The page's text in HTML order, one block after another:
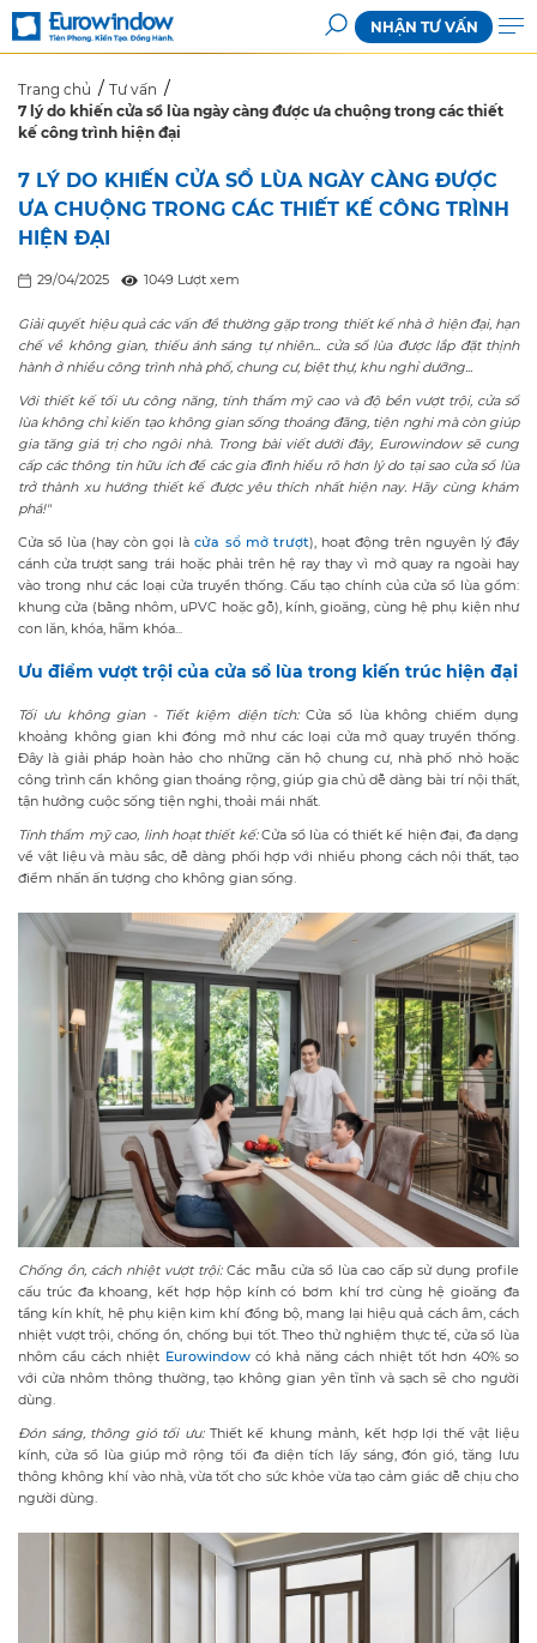
NHẬN TƯ VẤN
Trang chủ
Tư vấn
7 lý do khiến cửa sổ lùa ngày càng được ưa chuộng trong các thiết
kế công trình hiện đại
7 LÝ DO KHIẾN CỬA SỔ LÙA NGÀY CÀNG ĐƯỢC
ƯA CHUỘNG TRONG CÁC THIẾT KẾ CÔNG TRÌNH
HIỆN ĐẠI
29/04/2025 1049 Lượt xem
Giải quyết hiệu quả các vấn đề thường gặp trong thiết kế nhà ở hiện đại, hạn
chế về không gian, thiếu ánh sáng tự nhiên... cửa sổ lùa được lắp đặt thịnh
hành ở nhiều công trình nhà phố, chung cư, biệt thự, khu nghỉ dưỡng...
Với thiết kế tối ưu công năng, tính thẩm mỹ cao và độ bền vượt trội, cửa sổ
lùa không chỉ kiến tạo không gian sống thoáng đãng, tiện nghi mà còn giúp
gia tăng giá trị cho ngôi nhà. Trong bài viết dưới đây, Eurowindow sẽ cung
cấp các thông tin hữu ích để các gia đình hiểu rõ hơn lý do tại sao cửa sổ lùa
trở thành xu hướng thiết kế được yêu thích nhất hiện nay. Hãy cùng khám
phá!"
Cửa sổ lùa (hay còn gọi làcửa sổ mở trượt), hoạt động trên nguyên lý đẩy
cánh cửa trượt sang trái hoặc phải trên hệ ray thay vì mở quay ra ngoài hay
vào trong như các loại cửa truyền thống. Cấu tạo chính của cửa sổ lùa gồm:
khung cửa (bằng nhôm, uPVC hoặc gỗ), kính, gioăng, cùng hệ phụ kiện như
con lăn, khóa, hãm khóa...
Ưu điểm vượt trội của cửa sổ lùa trong kiến trúc hiện đại
Tối ưu không gian - Tiết kiệm diện tích:Cửa sổ lùa không chiếm dụng
khoảng không gian khi đóng mở như các loại cửa mở quay truyền thống.
Đây là giải pháp hoàn hảo cho những căn hộ chung cư, nhà phố nhỏ hoặc
công trình cần không gian thoáng rộng, giúp gia chủ dễ dàng bài trí nội thất,
tận hưởng cuộc sống tiện nghi, thoải mái nhất.
Tính thẩm mỹ cao, linh hoạt thiết kế:Cửa sổ lùa có thiết kế hiện đại, đa dạng
về vật liệu và màu sắc, dễ dàng phối hợp với nhiều phong cách nội thất, tạo
điểm nhấn ấn tượng cho không gian sống.
Chống ồn, cách nhiệt vượt trội:Các mẫu cửa sổ lùa cao cấp sử dụng profile
cấu trúc đa khoang, kết hợp hộp kính có bơm khí trơ cùng hệ gioăng đa
tầng kín khít, hệ phụ kiện kim khí đồng bộ, mang lại hiệu quả cách âm, cách
nhiệt vượt trội, chống ồn, chống bụi tốt. Theo thử nghiệm thực tế, cửa sổ lùa
nhôm cầu cách nhiệt Eurowindowcó khả năng cách nhiệt tốt hơn 40% so
với cửa nhôm thông thường, tạo không gian yên tĩnh và sạch sẽ cho người
dùng.
Đónsáng, thông gió tối ưu:Thiết kế khung mảnh, kết hợp lợi thế vật liệu
kính, cửa sổ lùa giúp mở rộng tối đa diện tích lấy sáng, đón gió, tăng lưu
thông không khí vào nhà, vừa tốt cho sức khỏe vừa tạo cảm giác dễ chịu cho
người dùng.